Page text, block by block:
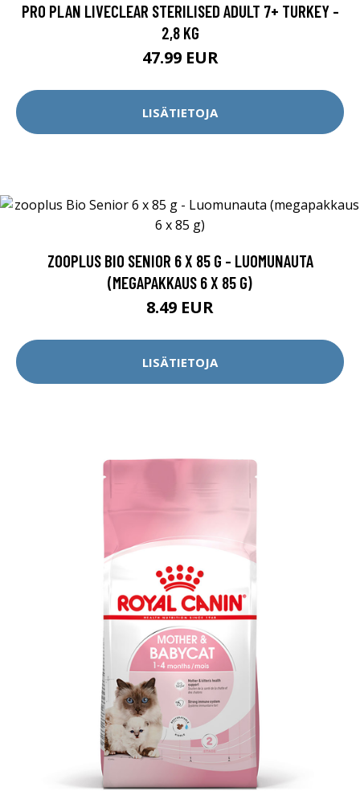
PRO PLAN LIVECLEAR STERILISED ADULT 7+ TURKEY -
2,8 KG
47.99 EUR
LISÄTIETOJA
ZOOPLUS BIO SENIOR 6 X 85 G - LUOMUNAUTA
(MEGAPAKKAUS 6 X 85 G)
8.49 EUR
LISÄTIETOJA